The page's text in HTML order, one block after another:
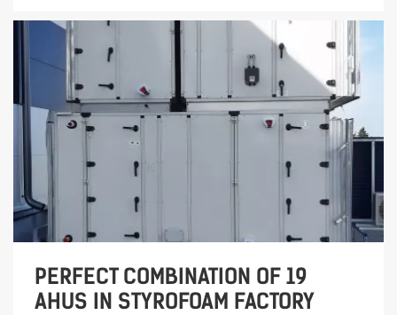
PERFECT COMBINATION OF 19
AHUS IN STYROFOAM FACTORY